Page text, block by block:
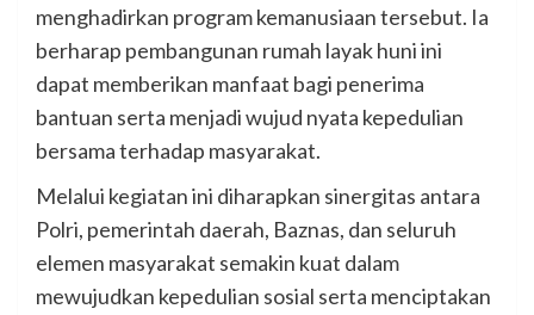
menghadirkan program kemanusiaan tersebut. Ia
berharap pembangunan rumah layak huni ini
dapat memberikan manfaat bagi penerima
bantuan serta menjadi wujud nyata kepedulian
bersama terhadap masyarakat.
Melalui kegiatan ini diharapkan sinergitas antara
Polri, pemerintah daerah, Baznas, dan seluruh
elemen masyarakat semakin kuat dalam
mewujudkan kepedulian sosial serta menciptakan